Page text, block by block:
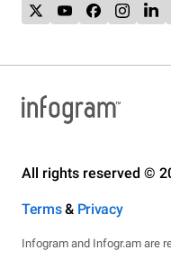
All rights reserved ©
Terms& Privacy
Infogram and Infogr.am are